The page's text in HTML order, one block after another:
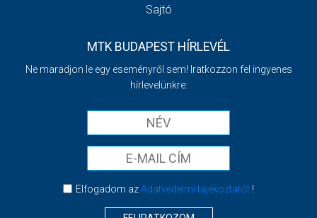
Sajtó
MTK BUDAPEST HÍRLEVÉL
Ne maradjon le egy eseményről sem! Iratkozzon fel ingyenes
hírlevelünkre:
Elfogadom azAdatvédelmi tájékoztatót!